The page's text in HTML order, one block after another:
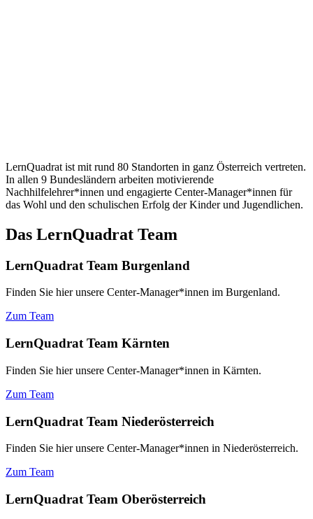
LernQuadrat ist mit rund 80 Standorten in ganz Österreich vertreten.
In allen 9 Bundesländern arbeiten motivierende
Nachhilfelehrer*innen und engagierte Center-Manager*innen für
das Wohl und den schulischen Erfolg der Kinder und Jugendlichen.
Das LernQuadrat Team
LernQuadrat Team Burgenland
Finden Sie hier unsere Center-Manager*innen im Burgenland.
Zum Team
LernQuadrat Team Kärnten
Finden Sie hier unsere Center-Manager*innen in Kärnten.
Zum Team
LernQuadrat Team Niederösterreich
Finden Sie hier unsere Center-Manager*innen in Niederösterreich.
Zum Team
LernQuadrat Team Oberösterreich